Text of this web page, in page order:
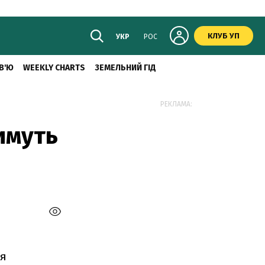
УКР РОС КЛУБ УП
WEEKLY CHARTS ЗЕМЕЛЬНИЙ ГІД
РЕКЛАМА: